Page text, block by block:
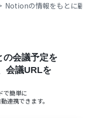
Notionの情報をもとに顧
会議予定を
会議URLを
で簡単に
連携できます。